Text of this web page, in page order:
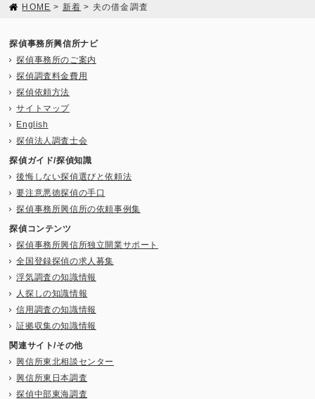
HOME > 新着 > 夫の借金調査
探偵事務所興信所ナビ
探偵事務所のご案内
探偵調査料金費用
探偵依頼方法
サイトマップ
English
探偵法人調査士会
探偵ガイド/探偵知識
後悔しない探偵選びと依頼法
要注意悪徳探偵の手口
探偵事務所興信所の依頼事例集
探偵コンテンツ
探偵事務所興信所独立開業サポート
全国登録探偵の求人募集
浮気調査の知識情報
人探しの知識情報
信用調査の知識情報
証拠収集の知識情報
関連サイト/その他
興信所東北相談センター
興信所東日本調査
探偵中部東海調査